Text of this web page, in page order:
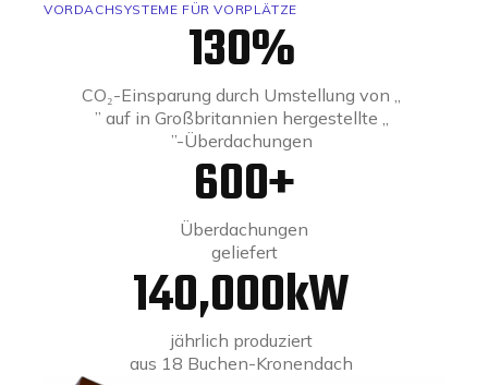
VORDACHSYSTEME FÜR VORPLÄTZE
130%
CO₂-Einsparung durch Umstellung von „
” auf in Großbritannien hergestellte „
”-Überdachungen
600+
Überdachungen
geliefert
140,000kW
jährlich produziert
aus 18 Buchen-Kronendach